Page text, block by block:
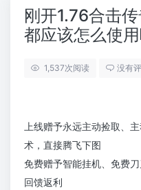
刚开1.76合击
都应该怎么使
1,537次阅读 没有
上线赠予永远主动捡取、
术，直接腾飞下图
免费赠予智能挂机、免费
回馈返利